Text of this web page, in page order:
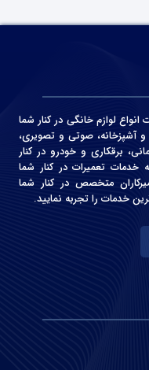
در تعمیرات انواع لوازم خانگی در کنار شما
و آشپزخانه، صوتی و‌ تصویری،
برقکاری و خودرو در کنار
تعمیرات در کنار شما
متخصص در کنار شما
خدمات را تجربه نمایید.